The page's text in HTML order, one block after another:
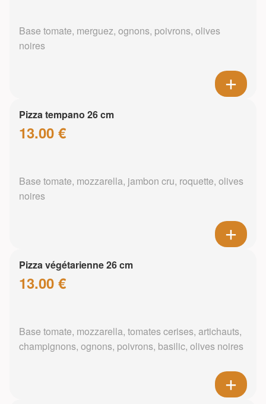
Base tomate, merguez, ognons, poivrons, olives
noires
Pizza tempano 26 cm
13.00 €
Base tomate, mozzarella, jambon cru, roquette, olives
noires
Pizza végétarienne 26 cm
13.00 €
Base tomate, mozzarella, tomates cerises, artichauts,
champignons, ognons, poivrons, basilic, olives noires